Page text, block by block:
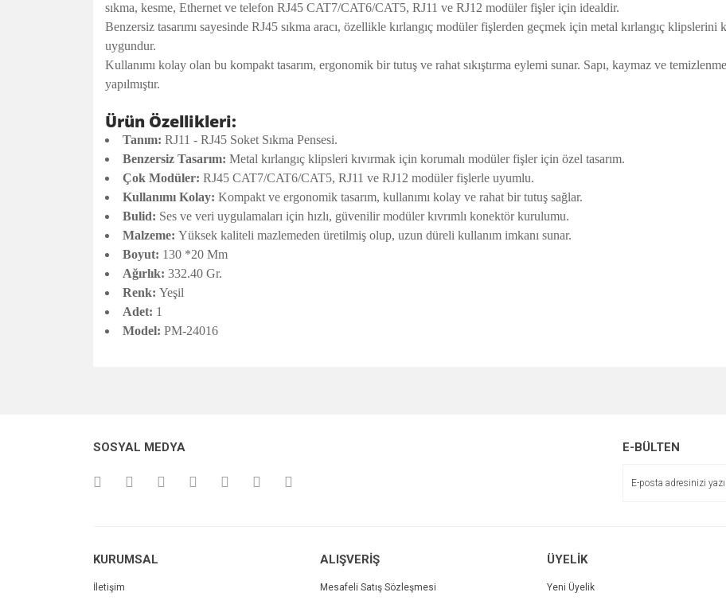
sıkma, kesme, Ethernet ve telefon RJ45 CAT7/CAT6/CAT5, RJ11 ve RJ12 modüler fişler için idealdir.
Benzersiz tasarımı sayesinde RJ45 sıkma aracı, özellikle kırlangıç modüler fişlerden geçmek için metal kırlangıç
uygundur.
Kullanımı kolay olan bu kompakt tasarım, ergonomik bir tutuş ve rahat sıkıştırma eylemi sunar. Sapı, kaymaz ve
yapılmıştır.
Ürün Özellikleri:
Tanım: RJ11 - RJ45 Soket Sıkma Pensesi.
Benzersiz Tasarım: Metal kırlangıç klipsleri kıvırmak için korumalı modüler fişler için özel tasarım.
Çok Modüler: RJ45 CAT7/CAT6/CAT5, RJ11 ve RJ12 modüler fişlerle uyumlu.
Kullanımı Kolay: Kompakt ve ergonomik tasarım, kullanımı kolay ve rahat bir tutuş sağlar.
Bulid: Ses ve veri uygulamaları için hızlı, güvenilir modüler kıvrımlı konektör kurulumu.
Malzeme: Yüksek kaliteli mazlemeden üretilmiş olup, uzun düreli kullanım imkanı sunar.
Boyut: 130 *20 Mm
Ağırlık: 332.40 Gr.
Renk: Yeşil
Adet: 1
Model: PM-24016
Ürün açıklamasında eksik bilgiler bulunuyor.
SOSYAL MEDYA E-BÜLTEN
KURUMSAL
İletişim
ALIŞVERİŞ
Mesafeli Satış Sözleşmesi
ÜYELİK
Yeni Üyelik